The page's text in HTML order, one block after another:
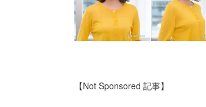
【Not Sponsored 記事】